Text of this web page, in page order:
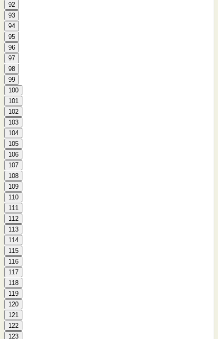
92
93
94
95
96
97
98
99
100
101
102
103
104
105
106
107
108
109
110
111
112
113
114
115
116
117
118
119
120
121
122
123